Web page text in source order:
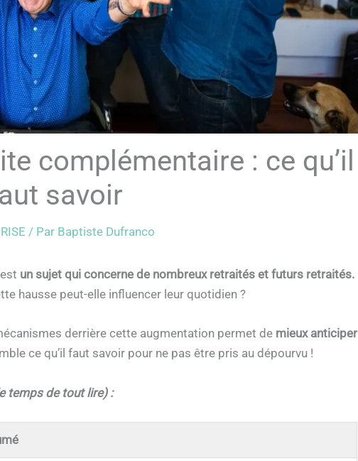
complémentaire : ce qu’il
savoir
/ Par Baptiste Dufranco
un sujet qui concerne de nombreux retraités et futurs retraités.
hausse peut-elle influencer leur quotidien ?
derrière cette augmentation permet de mieux anticiper
ce qu’il faut savoir pour ne pas être pris au dépourvu !
temps de tout lire) :